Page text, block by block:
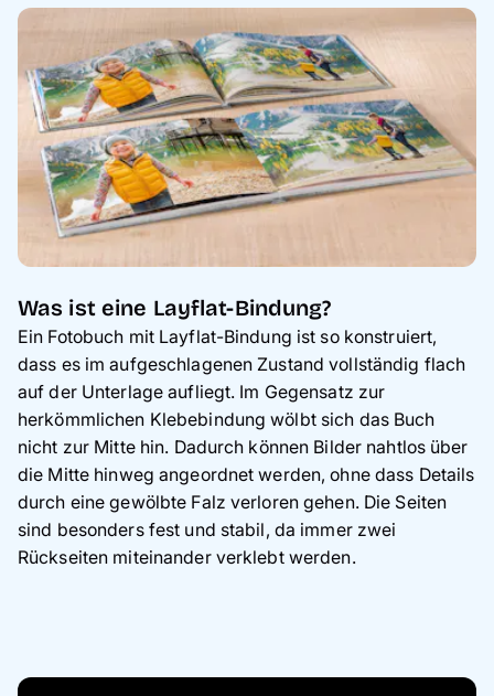
Was ist eine Layflat-Bindung?
Ein Fotobuch mit Layflat-Bindung ist so konstruiert,
dass es im aufgeschlagenen Zustand vollständig flach
auf der Unterlage aufliegt. Im Gegensatz zur
herkömmlichen Klebebindung wölbt sich das Buch
nicht zur Mitte hin. Dadurch können Bilder nahtlos über
die Mitte hinweg angeordnet werden, ohne dass Details
durch eine gewölbte Falz verloren gehen. Die Seiten
sind besonders fest und stabil, da immer zwei
Rückseiten miteinander verklebt werden.